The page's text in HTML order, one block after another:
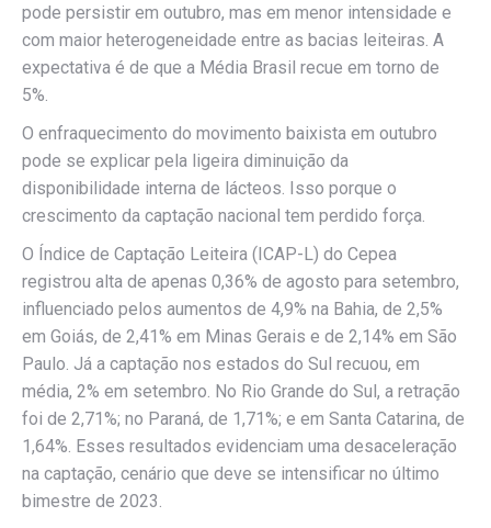
pode persistir em outubro, mas em menor intensidade e
com maior heterogeneidade entre as bacias leiteiras. A
expectativa é de que a Média Brasil recue em torno de
5%.
O enfraquecimento do movimento baixista em outubro
pode se explicar pela ligeira diminuição da
disponibilidade interna de lácteos. Isso porque o
crescimento da captação nacional tem perdido força.
O Índice de Captação Leiteira (ICAP-L) do Cepea
registrou alta de apenas 0,36% de agosto para setembro,
influenciado pelos aumentos de 4,9% na Bahia, de 2,5%
em Goiás, de 2,41% em Minas Gerais e de 2,14% em São
Paulo. Já a captação nos estados do Sul recuou, em
média, 2% em setembro. No Rio Grande do Sul, a retração
foi de 2,71%; no Paraná, de 1,71%; e em Santa Catarina, de
1,64%. Esses resultados evidenciam uma desaceleração
na captação, cenário que deve se intensificar no último
bimestre de 2023.